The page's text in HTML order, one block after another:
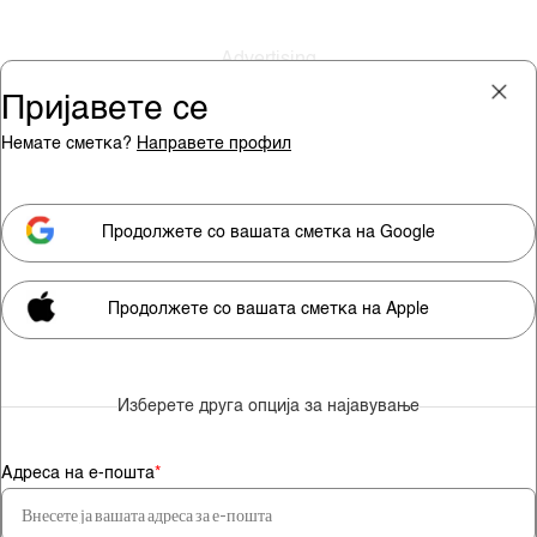
Мора да сте претплатник за
да гледате видео содржини.
Претплатете се
Пријавете се
Немате сметка? Направете профил
Продолжете со вашата сметка на Google
Продолжете со вашата сметка на Apple
Изберете друга опција за најавување
Адреса на е-пошта*